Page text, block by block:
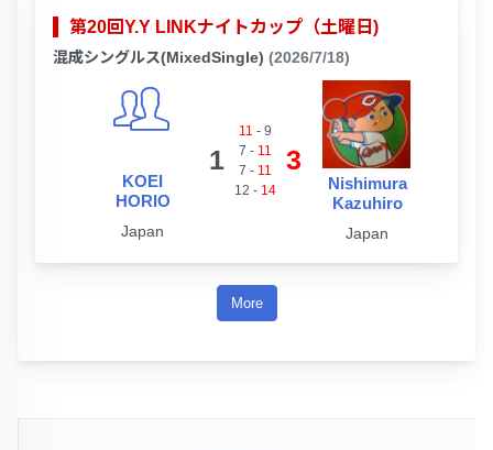
第20回Y.Y LINKナイトカップ（土曜日)
混成シングルス(MixedSingle) (2026/7/18)
KOEI
HORIO
Japan
1
11 - 9
7 - 11
7 - 11
12 - 14
3
Nishimura
Kazuhiro
Japan
More